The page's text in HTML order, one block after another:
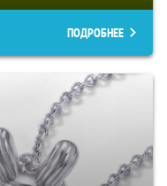
ПОДРОБНЕЕ